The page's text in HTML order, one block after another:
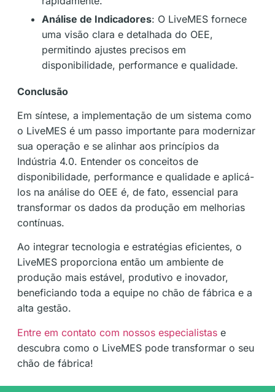
Análise de Indicadores: O LiveMES fornece
uma visão clara e detalhada do OEE,
permitindo ajustes precisos em
disponibilidade, performance e qualidade.
Conclusão
Em síntese, a implementação de um sistema como
o LiveMES é um passo importante para modernizar
sua operação e se alinhar aos princípios da
Indústria 4.0. Entender os conceitos de
disponibilidade, performance e qualidade e aplicá-
los na análise do OEE é, de fato, essencial para
transformar os dados da produção em melhorias
contínuas.
Ao integrar tecnologia e estratégias eficientes, o
LiveMES proporciona então um ambiente de
produção mais estável, produtivo e inovador,
beneficiando toda a equipe no chão de fábrica e a
alta gestão.
Entre em contato com nossos especialistas e
descubra como o LiveMES pode transformar o seu
chão de fábrica!